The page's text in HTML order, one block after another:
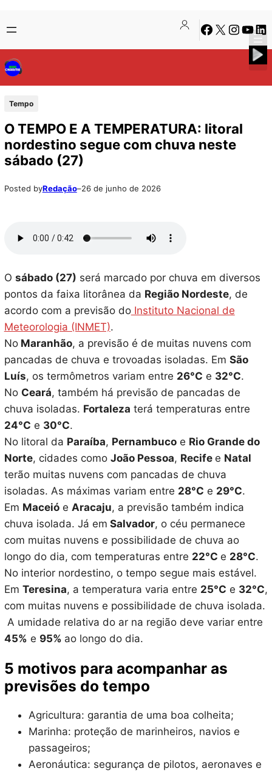
para
o
conteúdo
to
content
Facebook
X Instagram
Tempo
O TEMPO E A TEMPERATURA: litoral
nordestino segue com chuva neste
sábado (27)
Posted byRedação–26 de junho de 2026
O sábado (27) será marcado por chuva em diversos
pontos da faixa litorânea da Região Nordeste, de
acordo com a previsão doInstituto Nacional de
Meteorologia (INMET).
NoMaranhão, a previsão é de muitas nuvens com
pancadas de chuva e trovoadas isoladas. Em São
Luís, os termômetros variam entre 26°C e 32°C.
No Ceará, também há previsão de pancadas de
chuva isoladas. Fortaleza terá temperaturas entre
24°C e 30°C.
No litoral da Paraíba, Pernambucoe Rio Grande do
Norte, cidades como João Pessoa, Recife e Natal
terão muitas nuvens com pancadas de chuva
isoladas. As máximas variam entre 28°C e 29°C.
Em Maceióe Aracaju, a previsão também indica
chuva isolada. Já em Salvador, o céu permanece
com muitas nuvens e possibilidade de chuva ao
longo do dia, com temperaturas entre 22°C e 28°C.
No interior nordestino, o tempo segue mais estável.
Em Teresina, a temperatura varia entre 25°C e 32°C,
com muitas nuvens e possibilidade de chuva isolada.
A umidade relativa do ar na região deve variar entre
45% e 95% ao longo do dia.
5 motivos para acompanhar as
previsões do tempo
Agricultura: garantia de uma boa colheita;
Marinha: proteção de marinheiros, navios e
passageiros;
Aeronáutica: segurança de pilotos, aeronaves e